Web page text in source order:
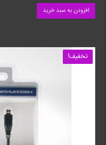
افزودن به سبد خرید
تخفیف!